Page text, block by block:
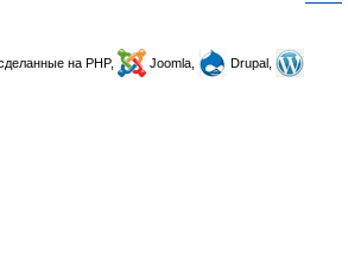
сделанные на PHP, Joomla,
Drupal,